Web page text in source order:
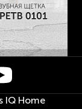
IQ Home